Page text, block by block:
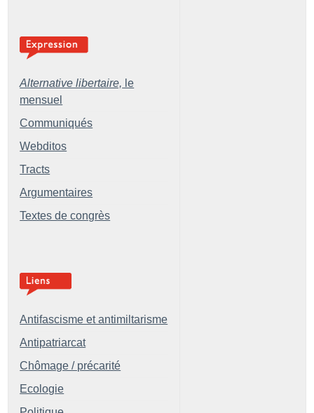
Alternative libertaire, le
mensuel
Communiqués
Webditos
Tracts
Argumentaires
Textes de congrès
Antifascisme et antimiltarisme
Antipatriarcat
Chômage / précarité
Ecologie